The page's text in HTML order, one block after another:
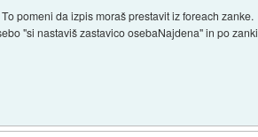
pomeni da izpis moraš prestavit iz foreach zanke.
"si nastaviš zastavico osebaNajdena" in po zanki